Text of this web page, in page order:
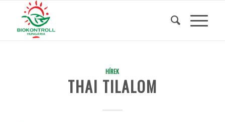
HÍREK
THAI TILALOM